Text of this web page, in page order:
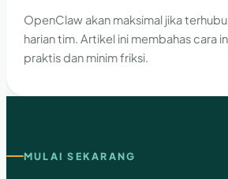
OpenClaw akan maksimal jika
harian tim. Artikel ini membahas cara
praktis dan minim friksi.
MULAI SEKARANG